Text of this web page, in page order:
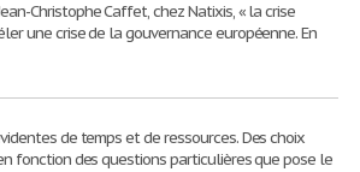
Christophe Caffet, chez Natixis, « la crise
une crise de la gouvernance européenne. En
de temps et de ressources. Des choix
fonction des questions particulières que pose le